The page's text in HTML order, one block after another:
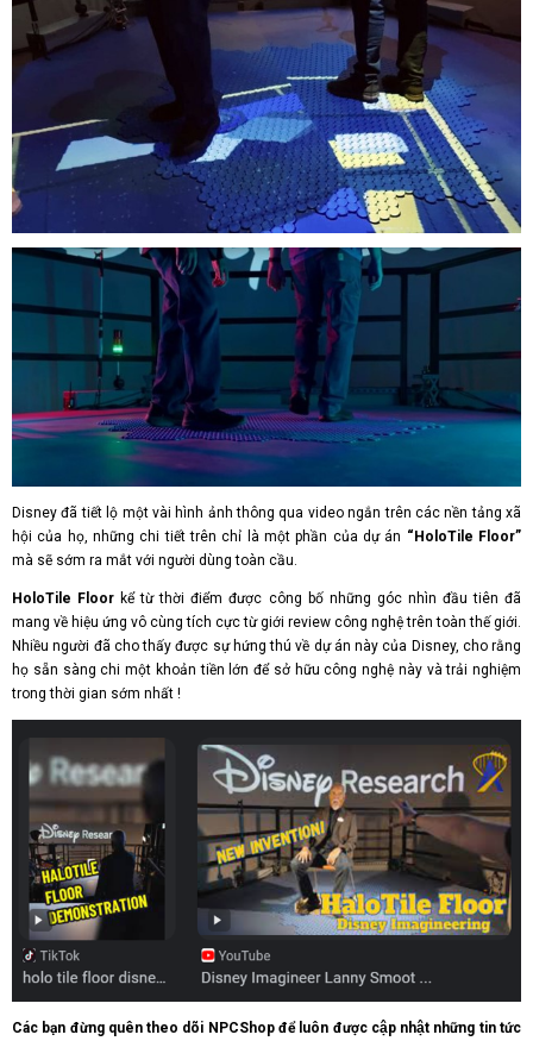
Disney đã tiết lộ một vài hình ảnh thông qua video ngắn trên các nền tảng xã
hội của họ, những chi tiết trên chỉ là một phần của dự án “HoloTile Floor”
mà sẽ sớm ra mắt với người dùng toàn cầu.
HoloTile Floor kể từ thời điểm được công bố những góc nhìn đầu tiên đã
mang về hiệu ứng vô cùng tích cực từ giới review công nghệ trên toàn thế giới.
Nhiều người đã cho thấy được sự hứng thú về dự án này của Disney, cho rằng
họ sẵn sàng chi một khoản tiền lớn để sở hữu công nghệ này và trải nghiệm
trong thời gian sớm nhất !
Các bạn đừng quên theo dõi NPCShop để luôn được cập nhật những tin tức